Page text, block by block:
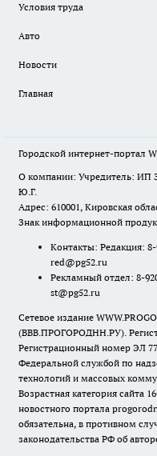
Условия труда
Авто
Новости
Главная
Городской интернет-портал
О компании: Учредитель: ИП
Ю.Г.
Адрес: 610001, Кировская
Знак информационной
Контакты: Редакция:
red@pg52.ru
Рекламный отдел: 8-
st@pg52.ru
Сетевое издание
(ВВВ.ПРОГОРОДНН.РУ).
Регистрационный номер ЭЛ
Федеральной службой по
технологий и массовых
Возрастная категория сайта
новостного портала
обязательна, в противном
законодательства РФ об